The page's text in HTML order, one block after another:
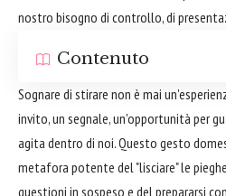
nostro bisogno di controllo, di
Contenuto
Sognare di stirare non è mai
invito, un segnale, un'opportunità per
agita dentro di noi. Questo gesto
metafora potente del "lisciare" le
questioni in sospeso e del prepararsi